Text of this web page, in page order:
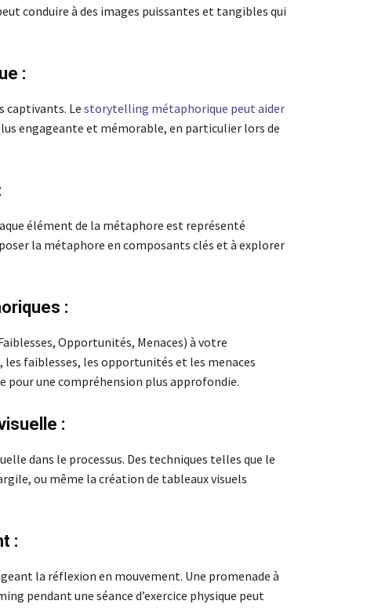
conduire à des images puissantes et tangibles qui
:
captivants. Le storytelling métaphorique peut aider
engageante et mémorable, en particulier lors de
élément de la métaphore est représenté
la métaphore en composants clés et à explorer
:
Opportunités, Menaces) à votre
faiblesses, les opportunités et les menaces
pour une compréhension plus approfondie.
:
dans le processus. Des techniques telles que le
ou même la création de tableaux visuels
:
la réflexion en mouvement. Une promenade à
pendant une séance d’exercice physique peut